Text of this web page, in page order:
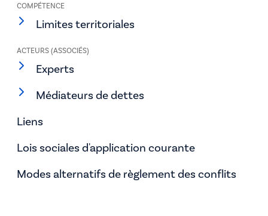
COMPÉTENCE
Limites territoriales
ACTEURS (ASSOCIÉS)
Experts
Médiateurs de dettes
Liens
Lois sociales d'application courante
Modes alternatifs de règlement des conflits